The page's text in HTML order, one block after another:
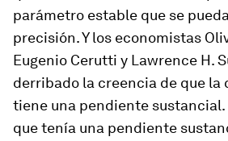
parámetro estable que se
precisión. Y los economistas
Eugenio Cerutti y Lawrence H.
derribado la creencia de que la
tiene una pendiente sustancial.
que tenía una pendiente